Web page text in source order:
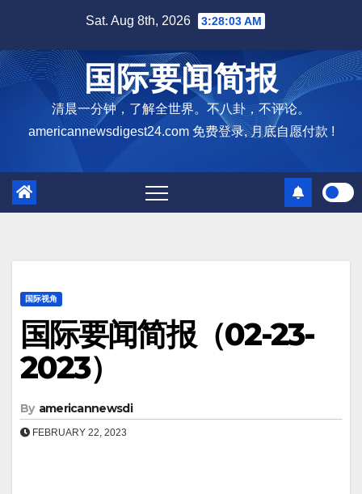
content
Sat. Aug 8th, 2026 3:28:04 AM
国际要闻简报
清晨一分钟，了解全世界。不八卦，不评论。
americannewsdigest24.com 免费登录, 月底自愿付款 !
国际视角
国际要闻简报（02-23-
2023）
By americannewsdi
FEBRUARY 22, 2023